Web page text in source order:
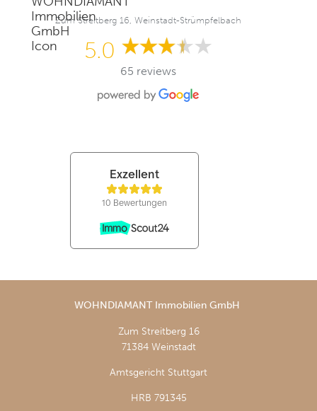
Zum Streitberg 16, Weinstadt-Strümpfelbach
5.0
65 reviews
WOHNDIAMANT Immobilien GmbH
Zum Streitberg 16
71384 Weinstadt
Amtsgericht Stuttgart
HRB 791345